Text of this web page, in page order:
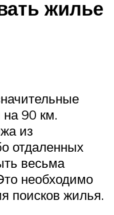
жилье
90 км.
из
отдаленных
весьма
необходимо
поисков жилья.